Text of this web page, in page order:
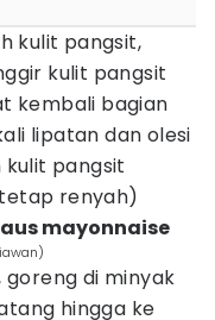
kulit pangsit,
kulit pangsit
kembali bagian
lipatan dan olesi
kulit pangsit
renyah)
mayonnaise
goreng di minyak
hingga ke